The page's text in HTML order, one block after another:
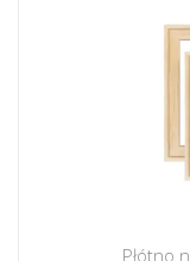
Płótno